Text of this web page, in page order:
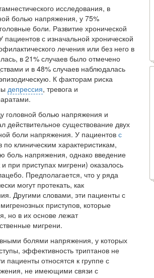
исследования, в
болью напряжения, у 75%
боли. Развитие хронической
с изначальной хронической
лечения или без него в
в 21% случаев было отмечено
и в 48% случаев наблюдалась
К фак­торам риска
депрессия, тревога и
головной болью напряжения и
действитель­ное существование двух
боли напряжения. У пациентовс
клиническим характеристикам,
боль напряжения, однако введение
при приступах ми­грени) оказалось
Предполагается, что у ряда
могут протекать, как
Другими словами, эти паци­енты с
приступов, которые
но в их основе лежат
мигрени.
болями напряжения, у которых
эффектив­ность триптанов не
относятся к группе с
не имеющими связи с